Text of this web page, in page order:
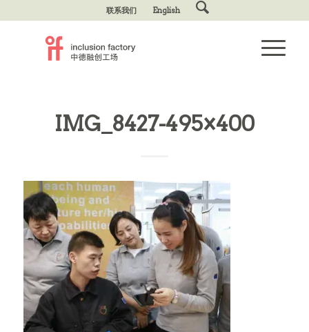
联系我们 English
IMG_8427-495×400